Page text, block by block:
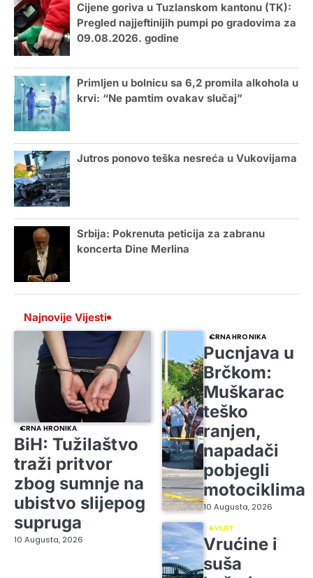
Cijene goriva u Tuzlanskom kantonu (TK):
Pregled najjeftinijih pumpi po gradovima za
09.08.2026. godine
Primljen u bolnicu sa 6,2 promila alkohola u
krvi: “Ne pamtim ovakav slučaj”
Jutros ponovo teška nesreća u Vukovijama
Srbija: Pokrenuta peticija za zabranu
koncerta Dine Merlina
Najnovije Vijesti
CRNA HRONIKA
BiH: Tužilaštvo
traži pritvor
zbog sumnje na
ubistvo slijepog
supruga
10 Augusta, 2026
CRNA HRONIKA
Pucnjava u
Brčkom:
Muškarac
teško
ranjen,
napadači
pobjegli
motociklima
10 Augusta, 2026
SVIJET
Vrućine i
suša